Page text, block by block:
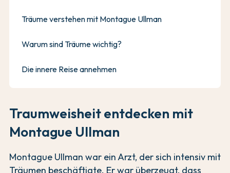
Traumweisheit entdecken mit
Montague Ullman
Montague Ullman war ein Arzt, der sich intensiv mit
Träumen beschäftigte. Er war überzeugt, dass
Träume verstehen mit Montague Ullman
Warum sind Träume wichtig?
Die innere Reise annehmen